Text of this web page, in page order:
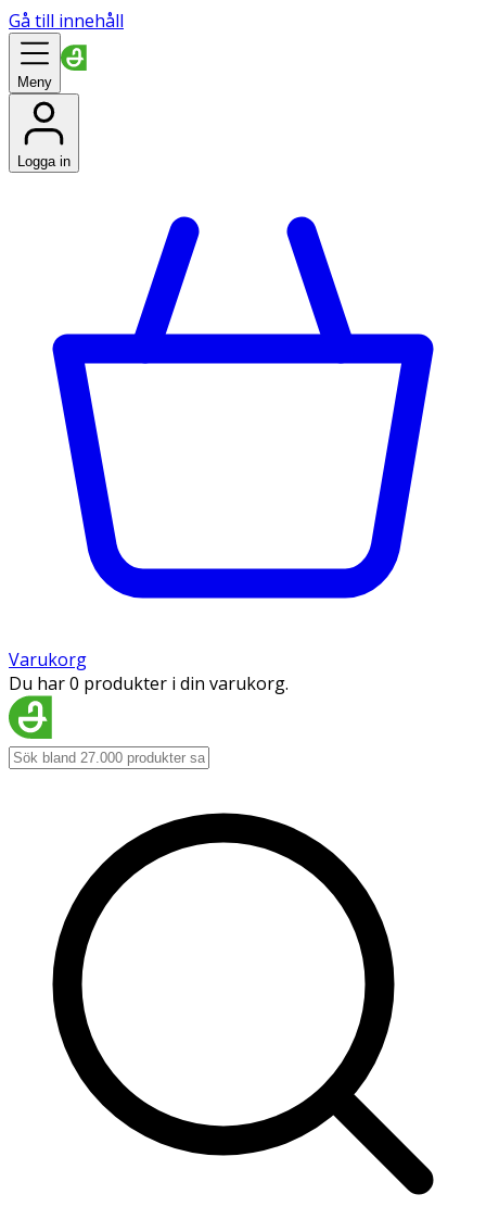
Gå till innehåll
Meny
Logga in
Varukorg
Du har 0 produkter i din varukorg.